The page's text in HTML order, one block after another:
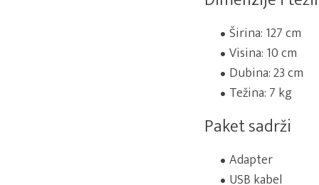
Širina: 127 cm
Visina: 10 cm
Dubina: 23 cm
Težina: 7 kg
Paket sadrži
Adapter
USB kabel